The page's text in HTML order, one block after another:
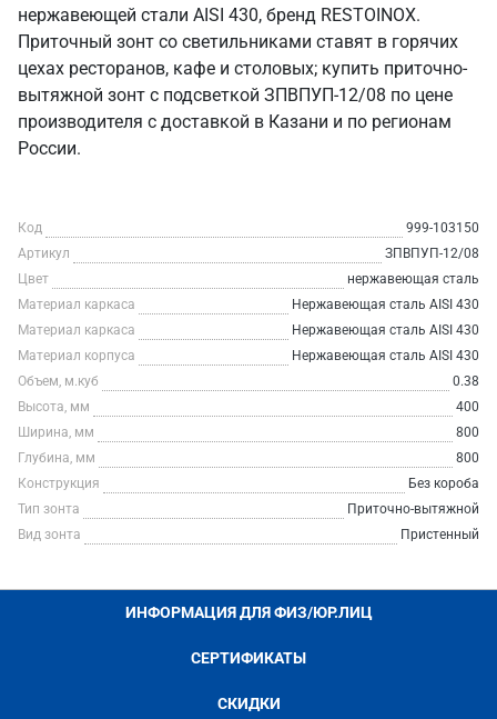
нержавеющей стали AISI 430, бренд RESTOINOX.
Приточный зонт со светильниками ставят в горячих
цехах ресторанов, кафе и столовых; купить приточно-
вытяжной зонт с подсветкой ЗПВПУП-12/08 по цене
производителя с доставкой в Казани и по регионам
России.
Код
999-103150
Артикул
ЗПВПУП-12/08
Цвет
нержавеющая сталь
Материал каркаса
Нержавеющая сталь AISI 430
Материал каркаса
Нержавеющая сталь AISI 430
Материал корпуса
Нержавеющая сталь AISI 430
Объем, м.куб
0.38
Высота, мм
400
Ширина, мм
800
Глубина, мм
800
Конструкция
Без короба
Тип зонта
Приточно-вытяжной
Вид зонта
Пристенный
ИНФОРМАЦИЯ ДЛЯ ФИЗ/ЮР.ЛИЦ
СЕРТИФИКАТЫ
СКИДКИ